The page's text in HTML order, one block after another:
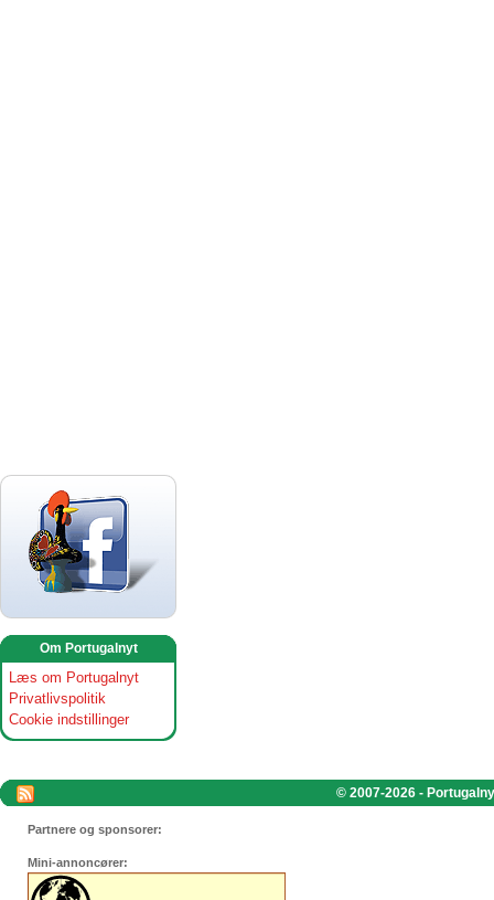
Om Portugalnyt
Læs om Portugalnyt
Privatlivspolitik
Cookie indstillinger
© 2007-2026 -
Partnere og sponsorer:
Mini-annoncører: